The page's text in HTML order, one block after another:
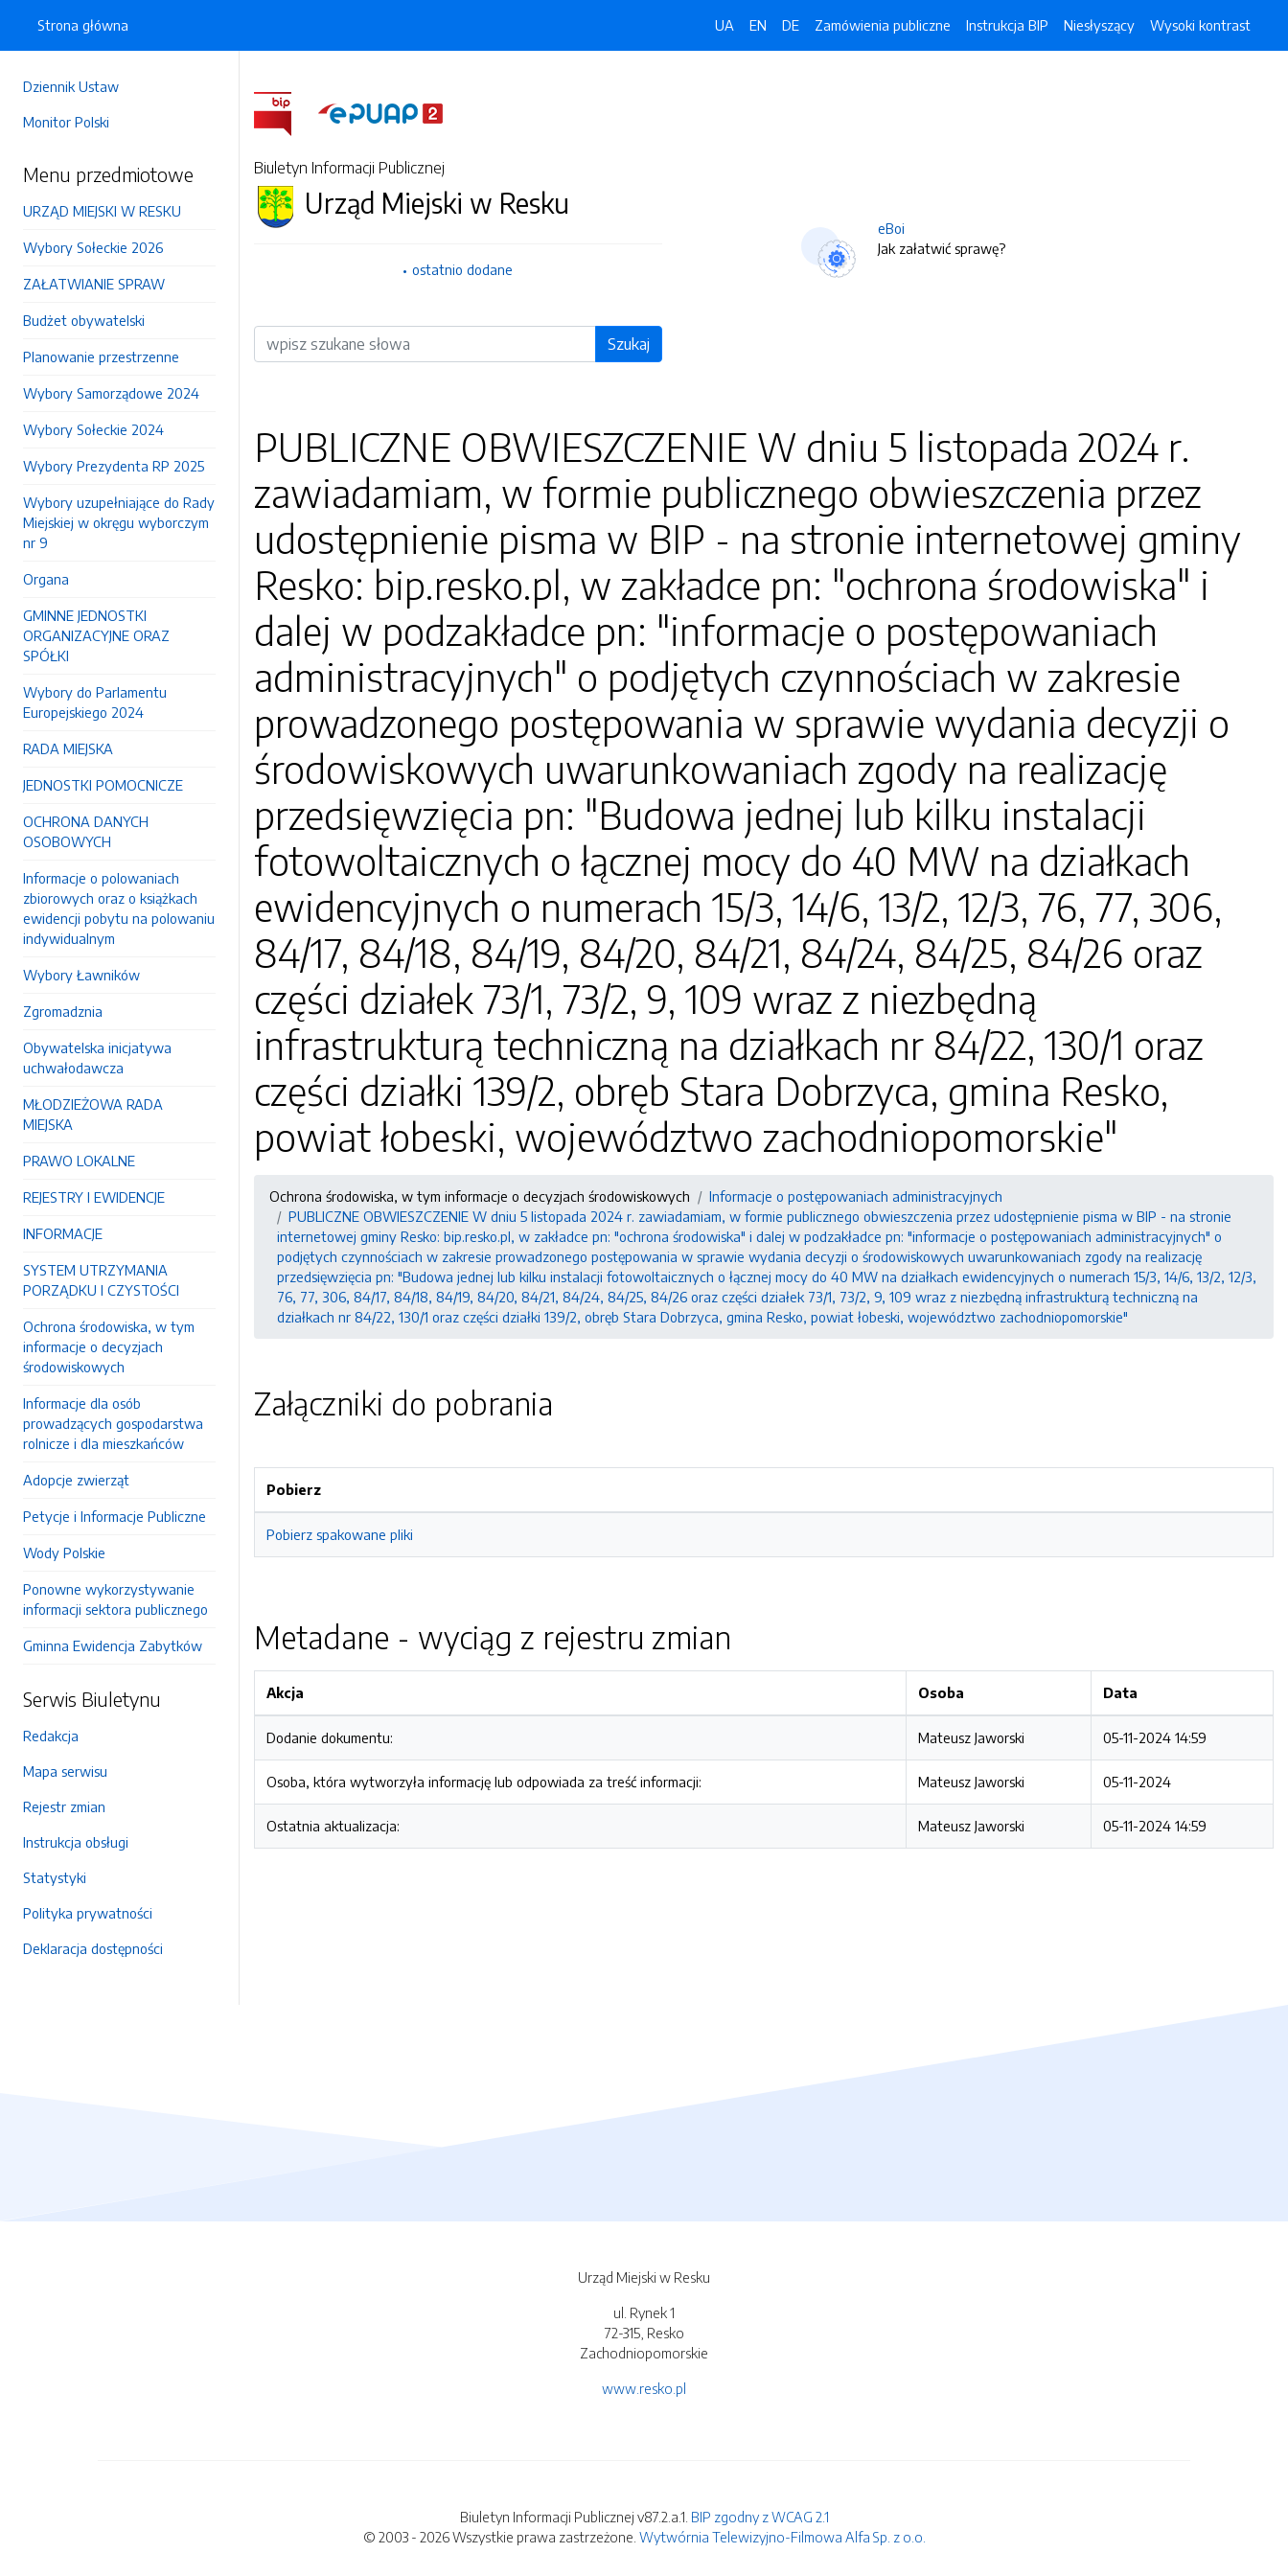
Dziennik Ustaw
Monitor Polski
Menu przedmiotowe
URZĄD MIEJSKI W RESKU
Wybory Sołeckie 2026
ZAŁATWIANIE SPRAW
Budżet obywatelski
Planowanie przestrzenne
Wybory Samorządowe 2024
Wybory Sołeckie 2024
Wybory Prezydenta RP 2025
Wybory uzupełniające do Rady
Miejskiej w okręgu wyborczym
nr 9
Organa
GMINNE JEDNOSTKI
ORGANIZACYJNE ORAZ
SPÓŁKI
Wybory do Parlamentu
Europejskiego 2024
RADA MIEJSKA
JEDNOSTKI POMOCNICZE
OCHRONA DANYCH
OSOBOWYCH
Informacje o polowaniach
zbiorowych oraz o książkach
ewidencji pobytu na polowaniu
indywidualnym
Wybory Ławników
Zgromadznia
Obywatelska inicjatywa
uchwałodawcza
MŁODZIEŻOWA RADA
MIEJSKA
PRAWO LOKALNE
REJESTRY I EWIDENCJE
INFORMACJE
SYSTEM UTRZYMANIA
PORZĄDKU I CZYSTOŚCI
Ochrona środowiska, w tym
informacje o decyzjach
środowiskowych
Informacje dla osób
prowadzących gospodarstwa
rolnicze i dla mieszkańców
Adopcje zwierząt
Petycje i Informacje Publiczne
Wody Polskie
Ponowne wykorzystywanie
informacji sektora publicznego
Gminna Ewidencja Zabytków
Serwis Biuletynu
Redakcja
Mapa serwisu
Rejestr zmian
Instrukcja obsługi
Statystyki
Polityka prywatności
Deklaracja dostępności
Strona główna UA EN DE Zamówienia publiczne Instrukcja BIP Niesłyszący Wysoki kontrast
Biuletyn Informacji Publicznej
Urząd Miejski w Resku
ostatnio dodane
Wyszukiwarka Szukaj
eBoi
Jak załatwić sprawę?
PUBLICZNE OBWIESZCZENIE W dniu 5 listopada 2024 r.
zawiadamiam, w formie publicznego obwieszczenia przez
udostępnienie pisma w BIP - na stronie internetowej gminy
Resko: bip.resko.pl, w zakładce pn: "ochrona środowiska" i
dalej w podzakładce pn: "informacje o postępowaniach
administracyjnych" o podjętych czynnościach w zakresie
prowadzonego postępowania w sprawie wydania decyzji o
środowiskowych uwarunkowaniach zgody na realizację
przedsięwzięcia pn: "Budowa jednej lub kilku instalacji
fotowoltaicznych o łącznej mocy do 40 MW na działkach
ewidencyjnych o numerach 15/3, 14/6, 13/2, 12/3, 76, 77, 306,
84/17, 84/18, 84/19, 84/20, 84/21, 84/24, 84/25, 84/26 oraz
części działek 73/1, 73/2, 9, 109 wraz z niezbędną
infrastrukturą techniczną na działkach nr 84/22, 130/1 oraz
części działki 139/2, obręb Stara Dobrzyca, gmina Resko,
powiat łobeski, województwo zachodniopomorskie"
Ochrona środowiska, w tym informacje o decyzjach środowiskowych
Informacje o postępowaniach administracyjnych
PUBLICZNE OBWIESZCZENIE W dniu 5 listopada 2024 r. zawiadamiam, w formie publicznego obwieszczenia przez udostępnienie pisma w BIP - na stronie
internetowej gminy Resko: bip.resko.pl, w zakładce pn: "ochrona środowiska" i dalej w podzakładce pn: "informacje o postępowaniach administracyjnych" o
podjętych czynnościach w zakresie prowadzonego postępowania w sprawie wydania decyzji o środowiskowych uwarunkowaniach zgody na realizację
przedsięwzięcia pn: "Budowa jednej lub kilku instalacji fotowoltaicznych o łącznej mocy do 40 MW na działkach ewidencyjnych o numerach 15/3, 14/6, 13/2, 12/3,
76, 77, 306, 84/17, 84/18, 84/19, 84/20, 84/21, 84/24, 84/25, 84/26 oraz części działek 73/1, 73/2, 9, 109 wraz z niezbędną infrastrukturą techniczną na
działkach nr 84/22, 130/1 oraz części działki 139/2, obręb Stara Dobrzyca, gmina Resko, powiat łobeski, województwo zachodniopomorskie"
Załączniki do pobrania
Pobierz
Pobierz spakowane pliki
Metadane - wyciąg z rejestru zmian
Akcja Osoba Data
Dodanie dokumentu: Mateusz Jaworski 05-11-2024 14:59
Osoba, która wytworzyła informację lub odpowiada za treść informacji: Mateusz Jaworski 05-11-2024
Ostatnia aktualizacja: Mateusz Jaworski 05-11-2024 14:59
Urząd Miejski w Resku
ul. Rynek 1
72-315, Resko
Zachodniopomorskie
www.resko.pl
Biuletyn Informacji Publicznej v87.2.a.1. BIP zgodny z WCAG 2.1
© 2003 - 2026 Wszystkie prawa zastrzeżone. Wytwórnia Telewizyjno-Filmowa Alfa Sp. z o.o.